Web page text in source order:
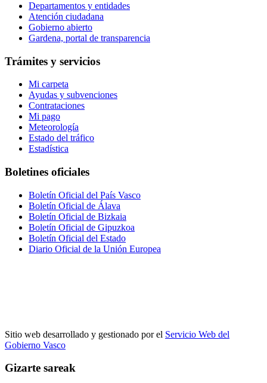
Departamentos y entidades
Atención ciudadana
Gobierno abierto
Gardena, portal de transparencia
Trámites y servicios
Mi carpeta
Ayudas y subvenciones
Contrataciones
Mi pago
Meteorología
Estado del tráfico
Estadística
Boletines oficiales
Boletín Oficial del País Vasco
Boletín Oficial de Álava
Boletín Oficial de Bizkaia
Boletín Oficial de Gipuzkoa
Boletín Oficial del Estado
Diario Oficial de la Unión Europea
Sitio web desarrollado y gestionado por el Servicio Web del
Gobierno Vasco
Gizarte sareak